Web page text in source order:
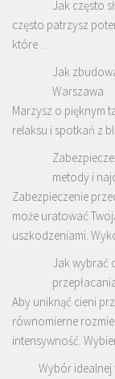
Jak często
często patrzysz
które …
Jak
Warszawa
Marzysz o pięknym
relaksu i spotkań z
metody i
Zabezpieczenie
może uratować
uszkodzeniami.
Jak wybrać
Aby uniknąć cieni
równomierne
intensywność.
Wybór